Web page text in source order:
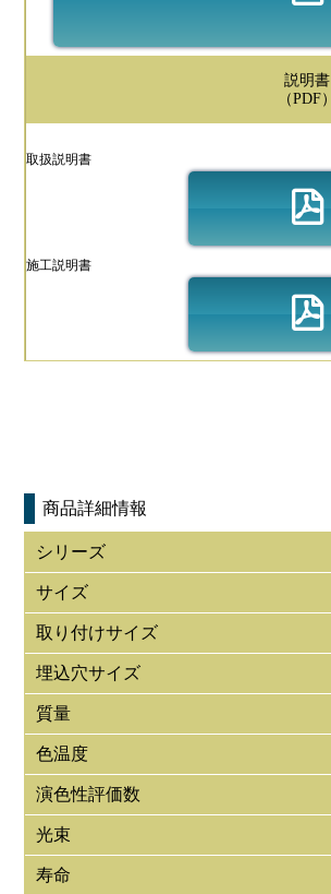
説明書
（PDF）
取扱説明書
施工説明書
商品詳細情報
シリーズ
サイズ
取り付けサイズ
埋込穴サイズ
質量
色温度
演色性評価数
光束
寿命